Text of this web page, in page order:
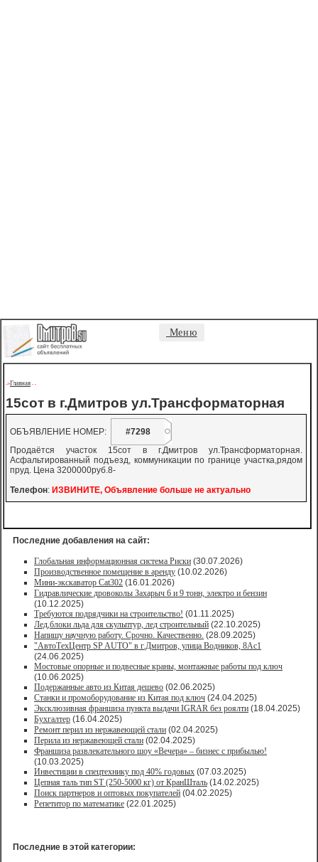
Меню
->Главная - -
15сот в г.Дмитров ул.Трансформаторная
ОБЪЯВЛЕНИЕ НОМЕР:
#7298
Продаётся участок 15сот в г.Дмитров ул.Трансформаторная.
Асфальтированный подъезд, коммуникации по границе участка,рядом
пруд. Цена 3200000руб.8-
Телефон: ИЗВИНИТЕ, Объявление больше не актуально
Последние добавления на сайт:
Глобальная информационная система Риски (30.07.2026)
Производственное помещение в аренду (10.02.2026)
Мини-экскаватор Cat302 (16.01.2026)
Гидравлические дровоколы Захарыч 6 и 9 тонн, электро и бензин
(10.12.2025)
Требуются подрядчики на строительство! (01.11.2025)
Лед,блоки льда для скульптур, лед строительный (22.10.2025)
Напишу научную работу. Срочно. Качественно. (28.09.2025)
"АвтоТехЦентр SP AUTO" в г.Дмитров, улица Водников, 8Ас1
(24.06.2025)
Мостовые опорные и подвесные краны, монтажные работы под ключ
(10.06.2025)
Подержанные авто из Китая дешево (02.06.2025)
Станки и промоборудование из Китая под ключ (24.04.2025)
Эксклюзивная франшиза пункта выдачи IGRAR без роялти (18.04.2025)
Бухгалтер (16.04.2025)
Ремонт перил из нержавеющей стали (02.04.2025)
Перила из нержавеющей стали (02.04.2025)
Франшиза развлекательного шоу «Вечера» – бизнес с прибылью!
(10.03.2025)
Инвестиции в спецтехнику под 40% годовых (07.03.2025)
Цепная таль тип ST (250-5000 кг) от КранШталь (14.02.2025)
Поиск партнеров и оптовых покупателей (04.02.2025)
Репетитор по математике (22.01.2025)
Последние в этой категории: